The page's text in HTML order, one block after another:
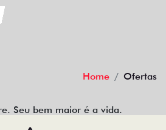
Home Ofertas
Seu bem maior é a vida.